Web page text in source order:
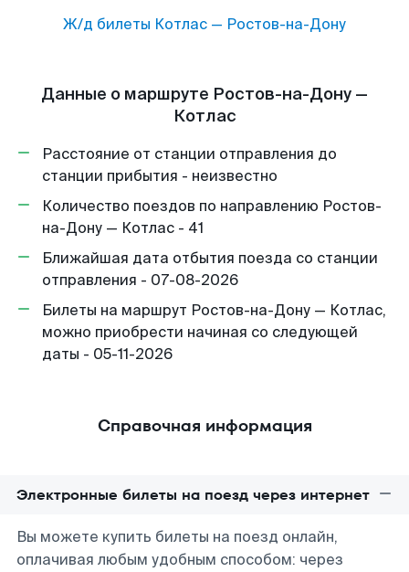
Ж/д билеты Котлас — Ростов-на-Дону
Данные о маршруте Ростов-на-Дону —
Котлас
Расстояние от станции отправления до
станции прибытия - неизвестно
Количество поездов по направлению Ростов-
на-Дону — Котлас - 41
Ближайшая дата отбытия поезда со станции
отправления - 07-08-2026
Билеты на маршрут Ростов-на-Дону — Котлас,
можно приобрести начиная со следующей
даты - 05-11-2026
Справочная информация
Электронные билеты на поезд через интернет
Вы можете купить билеты на поезд онлайн,
оплачивая любым удобным способом: через